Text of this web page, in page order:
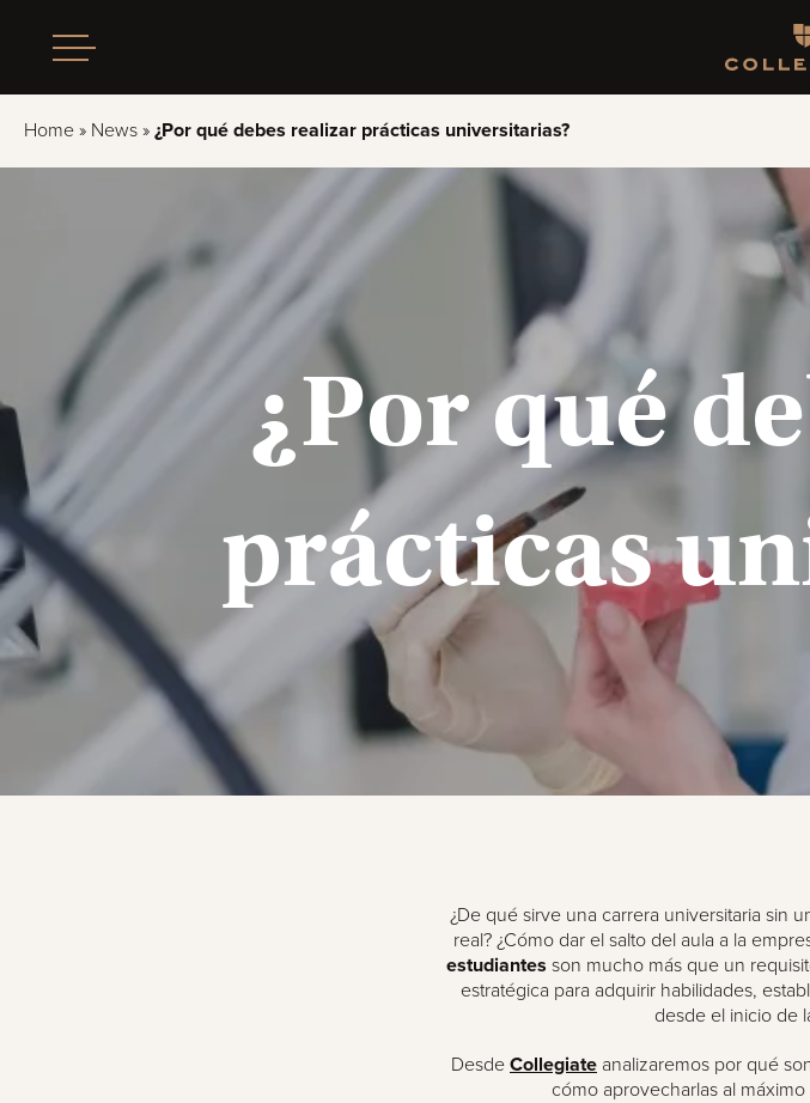
Home » News » ¿Por qué debes realizar prácticas universitarias?
¿Por qué
prácticas
¿De qué sirve una carrera universitaria sin
real? ¿Cómo dar el salto del aula a la
estudiantes son mucho más que un
estratégica para adquirir habilidades,
desde el inicio de
Desde Collegiate analizaremos por qué
cómo aprovecharlas al